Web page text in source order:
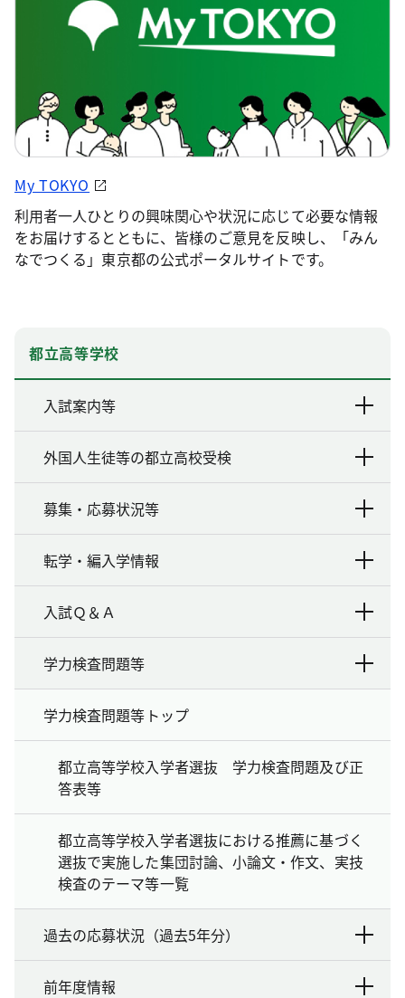
My TOKYO
利用者一人ひとりの興味関心や状況に応じて必要な情報
をお届けするとともに、皆様のご意見を反映し、「みん
なでつくる」東京都の公式ポータルサイトです。
都立高等学校
入試案内等
外国人生徒等の都立高校受検
募集・応募状況等
転学・編入学情報
入試Ｑ＆Ａ
学力検査問題等
学力検査問題等トップ
都立高等学校入学者選抜 学力検査問題及び正
答表等
都立高等学校入学者選抜における推薦に基づく
選抜で実施した集団討論、小論文・作文、実技
検査のテーマ等一覧
過去の応募状況（過去5年分）
前年度情報